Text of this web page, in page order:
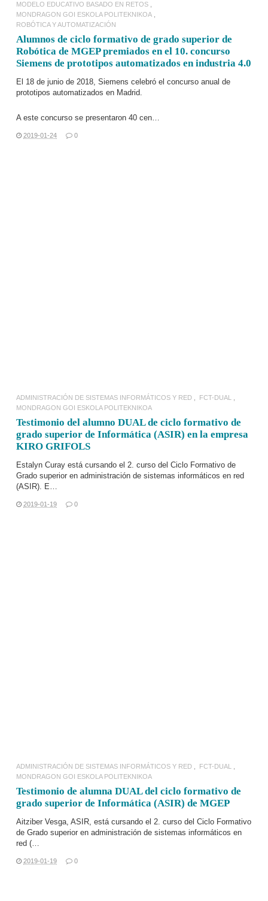
MODELO EDUCATIVO BASADO EN RETOS
MONDRAGON GOI ESKOLA POLITEKNIKOA
ROBÓTICA Y AUTOMATIZACIÓN
Alumnos de ciclo formativo de grado superior de
Robótica de MGEP premiados en el 10. concurso
Siemens de prototipos automatizados en industria 4.0
El 18 de junio de 2018, Siemens celebró el concurso anual de
prototipos automatizados en Madrid.
A este concurso se presentaron 40 cen…
2019-01-24 0
ADMINISTRACIÓN DE SISTEMAS INFORMÁTICOS Y RED
FCT-DUAL
MONDRAGON GOI ESKOLA POLITEKNIKOA
Testimonio del alumno DUAL de ciclo formativo de
grado superior de Informática (ASIR) en la empresa
KIRO GRIFOLS
Estalyn Curay está cursando el 2. curso del Ciclo Formativo de
Grado superior en administración de sistemas informáticos en red
(ASIR). E…
2019-01-19 0
ADMINISTRACIÓN DE SISTEMAS INFORMÁTICOS Y RED
FCT-DUAL
MONDRAGON GOI ESKOLA POLITEKNIKOA
Testimonio de alumna DUAL del ciclo formativo de
grado superior de Informática (ASIR) de MGEP
Aitziber Vesga, ASIR, está cursando el 2. curso del Ciclo Formativo
de Grado superior en administración de sistemas informáticos en
red (…
2019-01-19 0